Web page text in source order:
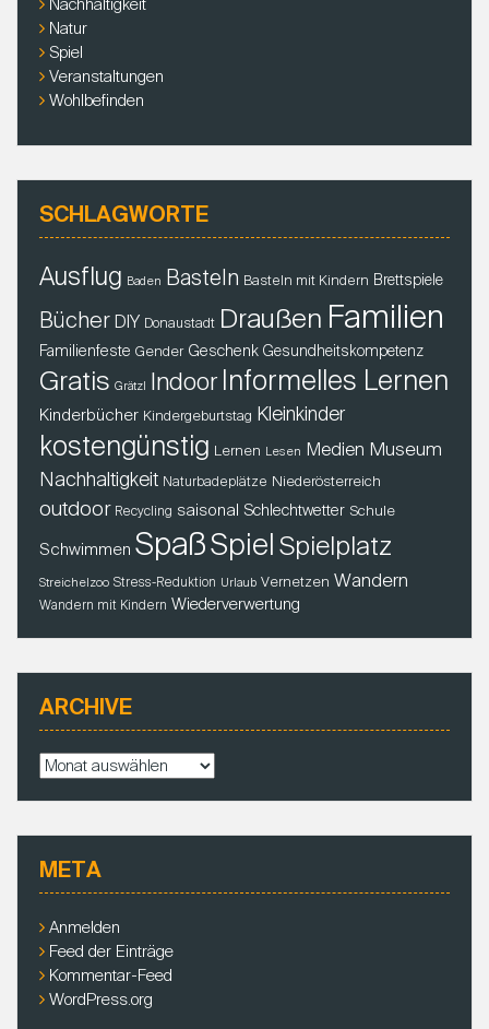
Nachhaltigkeit
Natur
Spiel
Veranstaltungen
Wohlbefinden
SCHLAGWORTE
Ausflug Baden Basteln Basteln mit Kindern Brettspiele
BücherDIY Donaustadt Draußen Familien
Familienfeste Gender Geschenk Gesundheitskompetenz
Gratis Grätzl Indoor Informelles Lernen
Kinderbücher Kindergeburtstag Kleinkinder
kostengünstig Lernen Lesen Medien Museum
Nachhaltigkeit Naturbadeplätze Niederösterreich
outdoor Recycling saisonal Schlechtwetter Schule
Schwimmen SpaßSpiel Spielplatz
Streichelzoo Stress-Reduktion Urlaub Vernetzen Wandern
Wandern mit Kindern Wiederverwertung
ARCHIVE
A
h
i
v
META
Anmelden
Feed der Einträge
Kommentar-Feed
WordPress.org